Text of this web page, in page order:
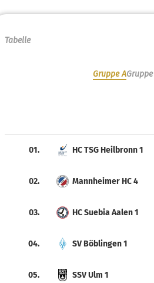
Tabelle
Gruppe AGruppe
01. HC TSG Heilbronn 1
02. Mannheimer HC 4
03. HC Suebia Aalen 1
04. SV Böblingen 1
05. SSV Ulm 1